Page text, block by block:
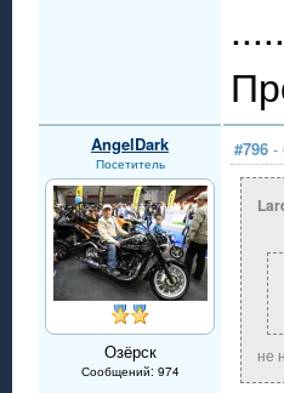
AngelDark
Посетитель
Озёрск
Сообщений: 974
#796 -
не